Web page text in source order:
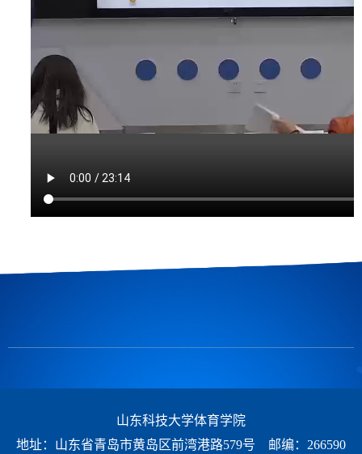
山东科技大学体育学院
地址：山东省青岛市黄岛区前湾港路579号 邮编：266590